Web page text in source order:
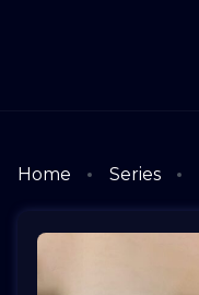
Home Series